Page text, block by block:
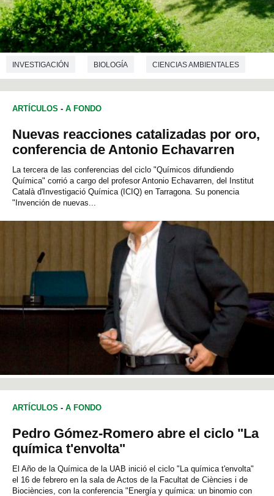
INVESTIGACIÓN BIOLOGÍA CIENCIAS AMBIENTALES
ECOLOGÍA
ARTÍCULOS - A FONDO
Nuevas reacciones catalizadas por oro,
conferencia de Antonio Echavarren
La tercera de las conferencias del ciclo "Químicos difundiendo
Química" corrió a cargo del profesor Antonio Echavarren, del Institut
Català d'Investigació Química (ICIQ) en Tarragona. Su ponencia
"Invención de nuevas...
ARTÍCULOS - A FONDO
Pedro Gómez-Romero abre el ciclo "La
química t'envolta"
El Año de la Química de la UAB inició el ciclo "La química t'envolta"
el 16 de febrero en la sala de Actos de la Facultat de Ciències i de
Biociències, con la conferencia "Energía y química: un binomio con